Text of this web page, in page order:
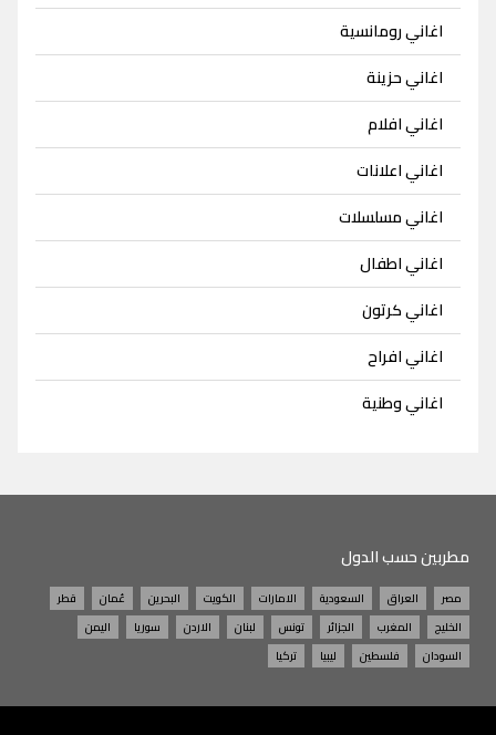
اغاني رومانسية
اغاني حزينة
اغاني افلام
اغاني اعلانات
اغاني مسلسلات
اغاني اطفال
اغاني كرتون
اغاني افراح
اغاني وطنية
مطربين حسب الدول
مصر العراق السعودية الامارات الكويت البحرين عُمان
قطر
الخليج
المغرب الجزائر تونس لبنان الاردن سوريا
اليمن
السودان
فلسطين ليبيا تركيا